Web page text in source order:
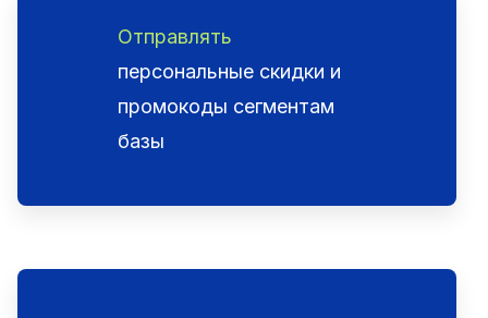
Отправлять
персональные скидки и
промокоды сегментам
базы